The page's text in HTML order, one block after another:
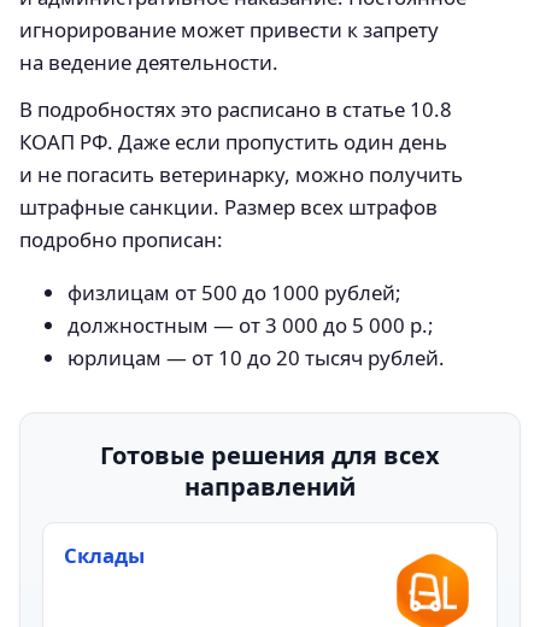
игнорирование может привести к запрету
на ведение деятельности.
В подробностях это расписано в статье 10.8
КОАП РФ. Даже если пропустить один день
и не погасить ветеринарку, можно получить
штрафные санкции. Размер всех штрафов
подробно прописан:
физлицам от 500 до 1000 рублей;
должностным — от 3 000 до 5 000 р.;
юрлицам — от 10 до 20 тысяч рублей.
Готовые решения для всех
направлений
Склады